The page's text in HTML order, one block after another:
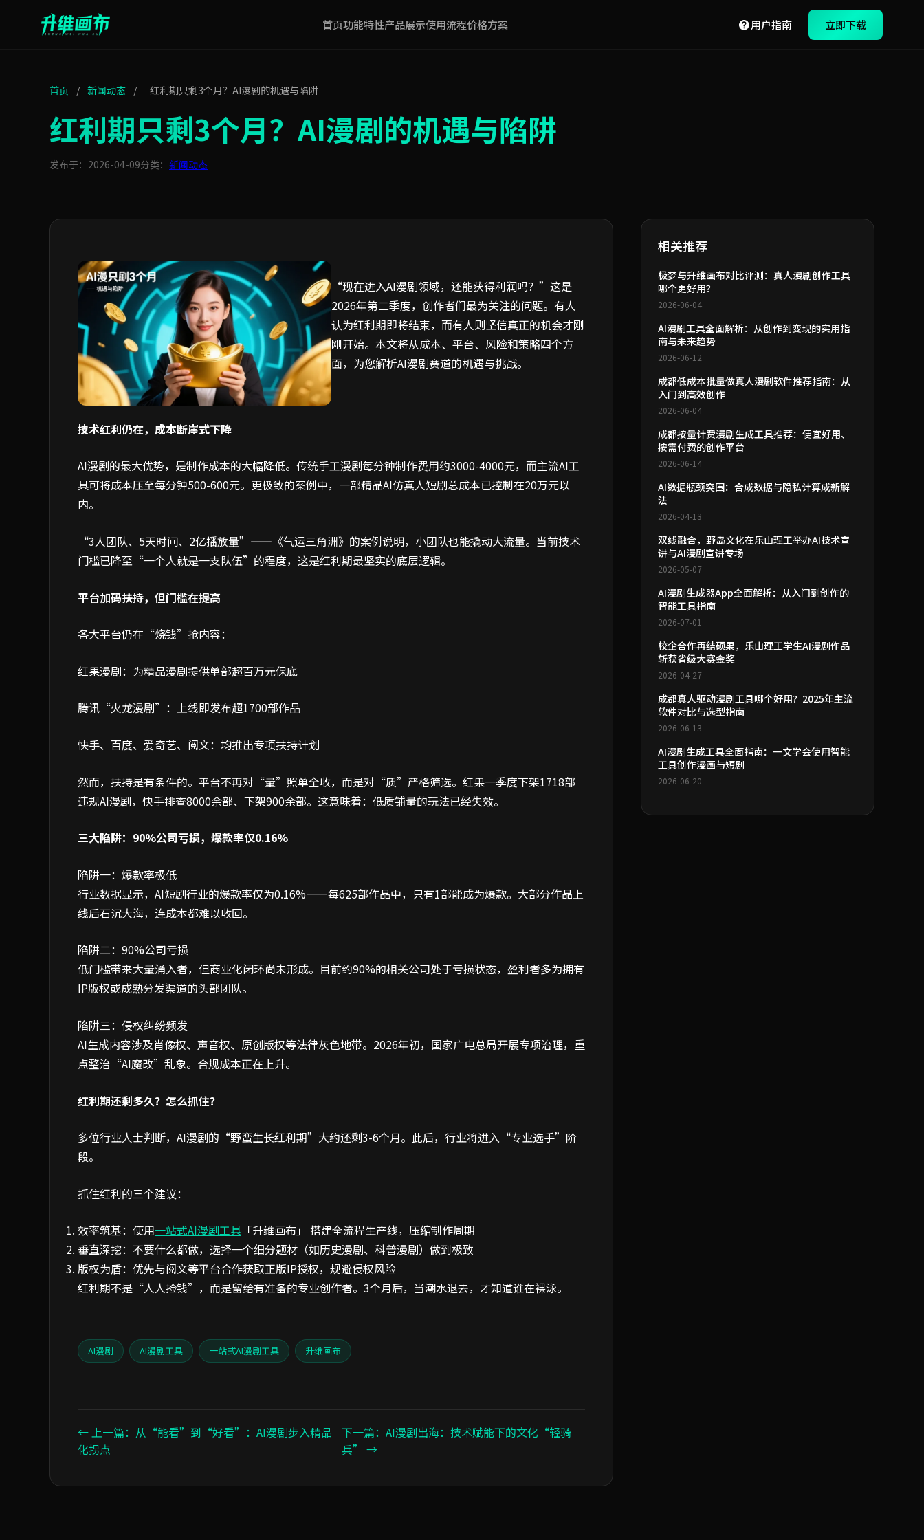
首页功能特性产品展示使用流程价格方案 用户指南 立即下载
首页 / 新闻动态 / 红利期只剩3个月？AI漫剧的机遇与陷阱
红利期只剩3个月？AI漫剧的机遇与陷阱
发布于：2026-04-09分类： 新闻动态
“现在进入AI漫剧领域，还能获得利润吗？”这是
2026年第二季度，创作者们最为关注的问题。有人
认为红利期即将结束，而有人则坚信真正的机会才刚
刚开始。本文将从成本、平台、风险和策略四个方
面，为您解析AI漫剧赛道的机遇与挑战。
技术红利仍在，成本断崖式下降
AI漫剧的最大优势，是制作成本的大幅降低。传统手工漫剧每分钟制作费用约3000-4000元，而主流AI工
具可将成本压至每分钟500-600元。更极致的案例中，一部精品AI仿真人短剧总成本已控制在20万元以
内。
“3人团队、5天时间、2亿播放量”——《气运三角洲》的案例说明，小团队也能撬动大流量。当前技术
门槛已降至“一个人就是一支队伍”的程度，这是红利期最坚实的底层逻辑。
平台加码扶持，但门槛在提高
各大平台仍在“烧钱”抢内容：
红果漫剧：为精品漫剧提供单部超百万元保底
腾讯“火龙漫剧”：上线即发布超1700部作品
快手、百度、爱奇艺、阅文：均推出专项扶持计划
然而，扶持是有条件的。平台不再对“量”照单全收，而是对“质”严格筛选。红果一季度下架1718部
违规AI漫剧，快手排查8000余部、下架900余部。这意味着：低质铺量的玩法已经失效。
三大陷阱：90%公司亏损，爆款率仅0.16%
陷阱一：爆款率极低
行业数据显示，AI短剧行业的爆款率仅为0.16%——每625部作品中，只有1部能成为爆款。大部分作品上
线后石沉大海，连成本都难以收回。
陷阱二：90%公司亏损
低门槛带来大量涌入者，但商业化闭环尚未形成。目前约90%的相关公司处于亏损状态，盈利者多为拥有
IP版权或成熟分发渠道的头部团队。
陷阱三：侵权纠纷频发
AI生成内容涉及肖像权、声音权、原创版权等法律灰色地带。2026年初，国家广电总局开展专项治理，重
点整治“AI魔改”乱象。合规成本正在上升。
红利期还剩多久？怎么抓住？
多位行业人士判断，AI漫剧的“野蛮生长红利期”大约还剩3-6个月。此后，行业将进入“专业选手”阶
段。
抓住红利的三个建议：
效率筑基：使用一站式AI漫剧工具 「升维画布」 搭建全流程生产线，压缩制作周期
垂直深挖：不要什么都做，选择一个细分题材（如历史漫剧、科普漫剧）做到极致
版权为盾：优先与阅文等平台合作获取正版IP授权，规避侵权风险
红利期不是“人人捡钱”，而是留给有准备的专业创作者。3个月后，当潮水退去，才知道谁在裸泳。
AI漫剧 AI漫剧工具 一站式AI漫剧工具 升维画布
← 上一篇：从“能看”到“好看”：AI漫剧步入精品
化拐点
下一篇：AI漫剧出海：技术赋能下的文化“轻骑
兵” →
相关推荐
极梦与升维画布对比评测：真人漫剧创作工具
哪个更好用？
2026-06-04
AI漫剧工具全面解析：从创作到变现的实用指
南与未来趋势
2026-06-12
成都低成本批量做真人漫剧软件推荐指南：从
入门到高效创作
2026-06-04
成都按量计费漫剧生成工具推荐：便宜好用、
按需付费的创作平台
2026-06-14
AI数据瓶颈突围：合成数据与隐私计算成新解
法
2026-04-13
双线融合，野岛文化在乐山理工举办AI技术宣
讲与AI漫剧宣讲专场
2026-05-07
AI漫剧生成器App全面解析：从入门到创作的
智能工具指南
2026-07-01
校企合作再结硕果，乐山理工学生AI漫剧作品
斩获省级大赛金奖
2026-04-27
成都真人驱动漫剧工具哪个好用？2025年主流
软件对比与选型指南
2026-06-13
AI漫剧生成工具全面指南：一文学会使用智能
工具创作漫画与短剧
2026-06-20